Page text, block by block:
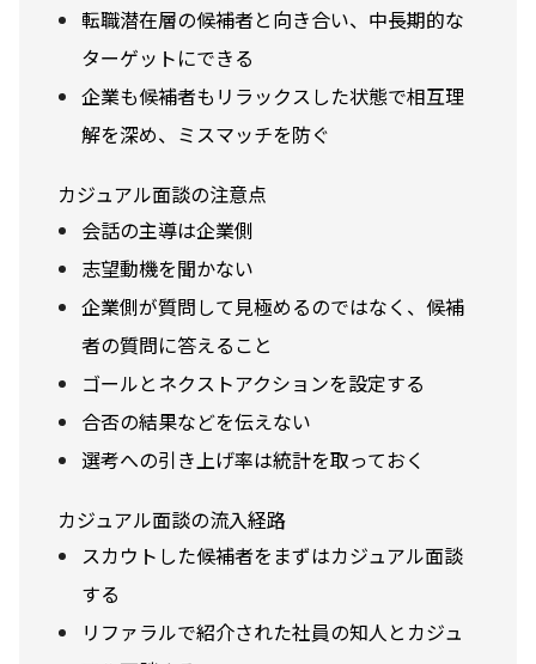
転職潜在層の候補者と向き合い、中長期的な
ターゲットにできる
企業も候補者もリラックスした状態で相互理
解を深め、ミスマッチを防ぐ
カジュアル面談の注意点
会話の主導は企業側
志望動機を聞かない
企業側が質問して見極めるのではなく、候補
者の質問に答えること
ゴールとネクストアクションを設定する
合否の結果などを伝えない
選考への引き上げ率は統計を取っておく
カジュアル面談の流入経路
スカウトした候補者をまずはカジュアル面談
する
リファラルで紹介された社員の知人とカジュ